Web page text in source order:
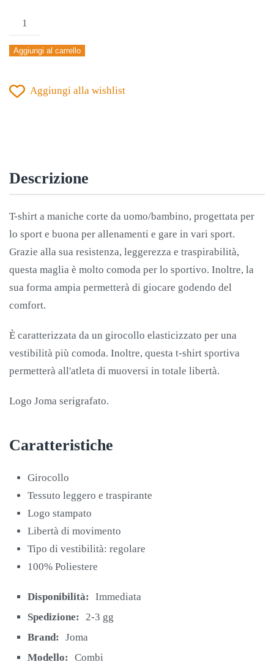
MAGLIA
JOMA
COMBI
CORTA
Aggiungi al carrello
Aggiungi alla wishlist
Descrizione
T-shirt a maniche corte da uomo/bambino, progettata per
lo sport e buona per allenamenti e gare in vari sport.
Grazie alla sua resistenza, leggerezza e traspirabilità,
questa maglia è molto comoda per lo sportivo. Inoltre, la
sua forma ampia permetterà di giocare godendo del
comfort.
È caratterizzata da un girocollo elasticizzato per una
vestibilità più comoda. Inoltre, questa t-shirt sportiva
permetterà all'atleta di muoversi in totale libertà.
Logo Joma serigrafato.
Caratteristiche
Girocollo
Tessuto leggero e traspirante
Logo stampato
Libertà di movimento
Tipo di vestibilità: regolare
100% Poliestere
Disponibilità:
Immediata
Spedizione:
2-3 gg
Brand:
Joma
Modello:
Combi